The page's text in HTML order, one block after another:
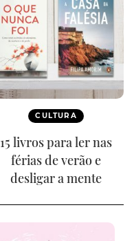
CULTURA
15 livros para ler nas
férias de verão e
desligar a mente